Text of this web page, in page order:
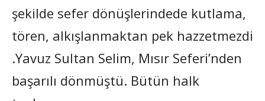
şekilde sefer dönüşlerindede kutlama,
tören, alkışlanmaktan pek hazzetmezdi
.Yavuz Sultan Selim, Mısır Seferi’nden
başarılı dönmüştü. Bütün halk